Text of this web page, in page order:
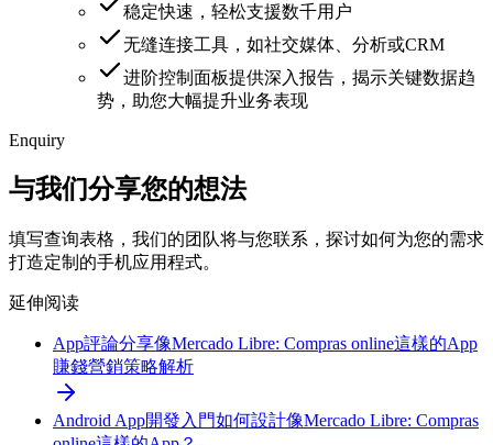
稳定快速，轻松支援数千用户
无缝连接工具，如社交媒体、分析或CRM
进阶控制面板提供深入报告，揭示关键数据趋
势，助您大幅提升业务表现
Enquiry
与我们分享您的想法
填写查询表格，我们的团队将与您联系，探讨如何为您的需求
打造定制的手机应用程式。
延伸阅读
App評論分享像Mercado Libre: Compras online這樣的App
賺錢營銷策略解析
Android App開發入門如何設計像Mercado Libre: Compras